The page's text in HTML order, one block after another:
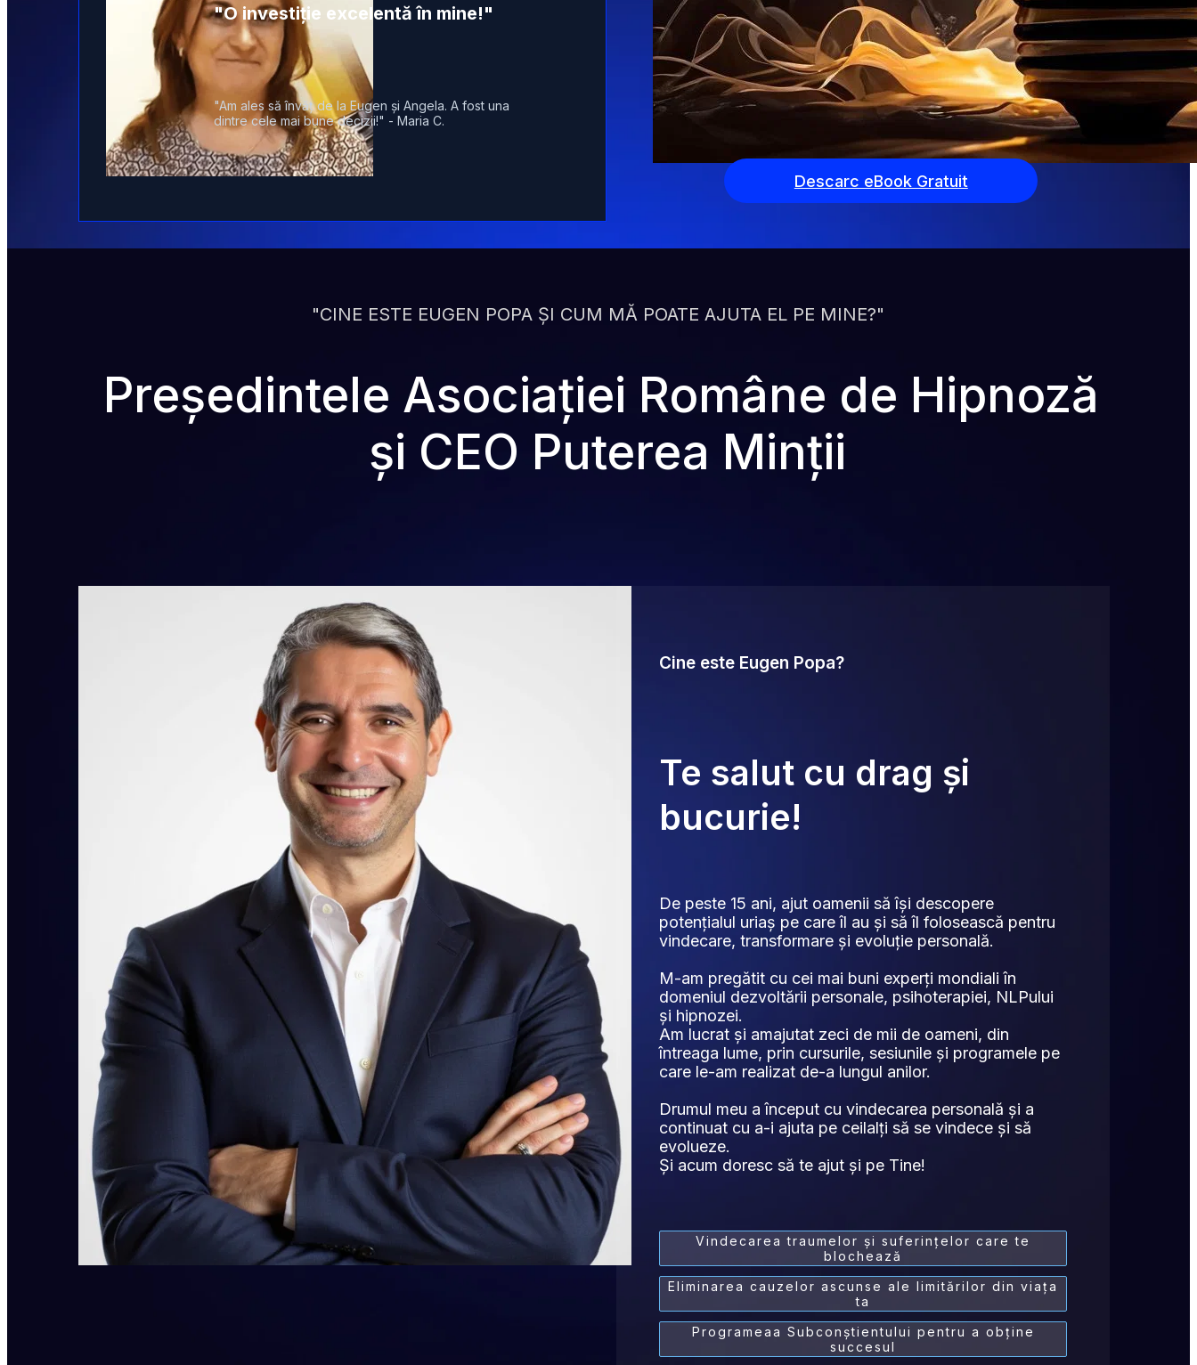
"Am ales să învăț de la Eugen și Angela. A fost una
dintre cele mai bune decizii!" - Maria C.
"O investiție excelentă în mine!"
Descarc eBook Gratuit
Te salut cu drag și
bucurie!
Cine este Eugen Popa?
Vindecarea traumelor și suferințelor care te
blochează
Programeaa Subconștientului pentru a obține
succesul
Eliminarea cauzelor ascunse ale limitărilor din viața
ta
De peste 15 ani, ajut oamenii să își descopere
potențialul uriaș pe care îl au și să îl folosească pentru
vindecare, transformare și evoluție personală.
M-am pregătit cu cei mai buni experți mondiali în
domeniul dezvoltării personale, psihoterapiei, NLPului
și hipnozei.
Am lucrat și amajutat zeci de mii de oameni, din
întreaga lume, prin cursurile, sesiunile și programele pe
care le-am realizat de-a lungul anilor.
Drumul meu a început cu vindecarea personală și a
continuat cu a-i ajuta pe ceilalți să se vindece și să
evolueze.
Și acum doresc să te ajut și pe Tine!
"CINE ESTE EUGEN POPA ȘI CUM MĂ POATE AJUTA EL PE MINE?"
Președintele Asociației Române de Hipnoză
și CEO Puterea Minții